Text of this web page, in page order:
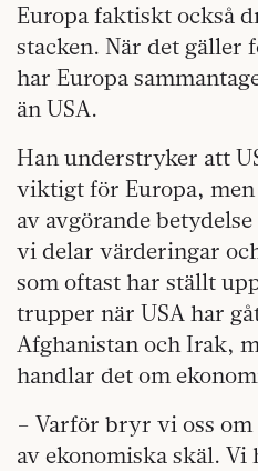
Europa faktiskt också
stacken. När det gäller
har Europa
än USA.
Han understryker att
viktigt för Europa, men
av avgörande
vi delar värderingar
som oftast har ställt
trupper när USA har
Afghanistan och Irak,
handlar det om
– Varför bryr vi oss
av ekonomiska skäl.